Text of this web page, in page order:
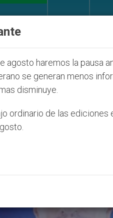
cristianos (y no sólo) en
agosto haremos la pausa
se generan menos
disminuye.
ordinario de las ediciones